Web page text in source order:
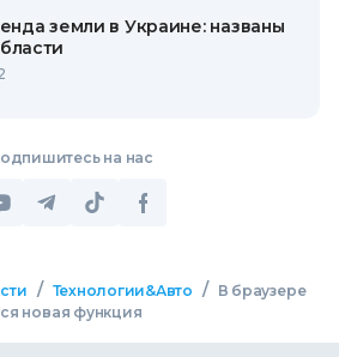
земли в Украине: названы
на нас
/ Технологии&Авто /
В браузере
новая функция